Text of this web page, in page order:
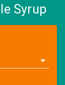
Syrup